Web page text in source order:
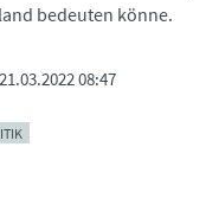
bedeuten könne.
21.03.2022 08:47